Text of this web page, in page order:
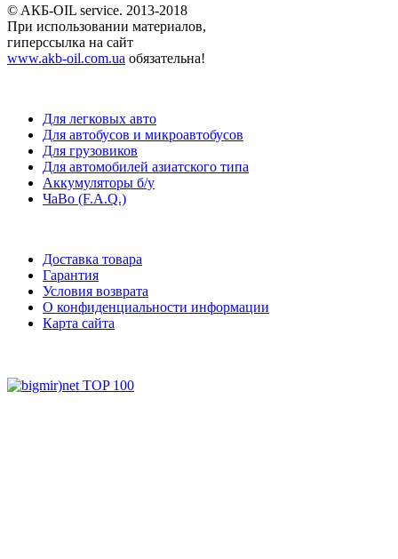
© AКБ-OIL service. 2013-2018
При использовании материалов,
гиперссылка на сайт
www.akb-oil.com.ua обязательна!
Для легковых авто
Для автобусов и микроавтобусов
Для грузовиков
Для автомобилей азиатского типа
Аккумуляторы б/у
ЧаВо (F.A.Q.)
Доставка товара
Гарантия
Условия возврата
О конфиденциальности информации
Карта сайта